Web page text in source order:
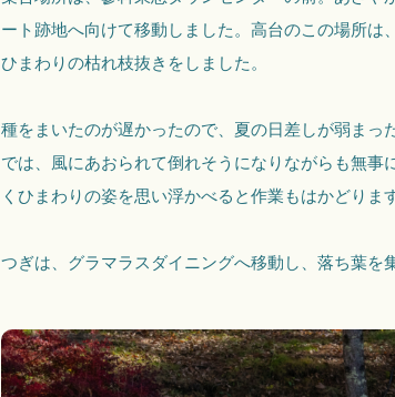
ート跡地へ向けて移動しました。高台のこの場所は
ひまわりの枯れ枝抜きをしました。
種をまいたのが遅かったので、夏の日差しが弱ま
では、風にあおられて倒れそうになりながらも無
くひまわりの姿を思い浮かべると作業もはかどります
つぎは、グラマラスダイニングへ移動し、落ち葉を